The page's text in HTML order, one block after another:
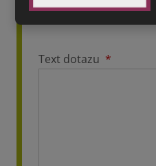
Text dotazu *